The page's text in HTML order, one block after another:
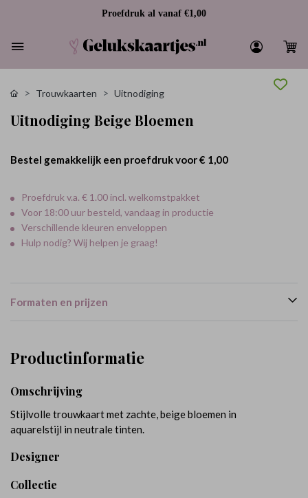
Proefdruk al vanaf €1,00
Trouwkaarten Uitnodiging
Uitnodiging Beige Bloemen
Bestel gemakkelijk een proefdruk voor€ 1,00
Proefdruk v.a. € 1.00 incl. welkomstpakket
Voor 18:00 uur besteld, vandaag in productie
Verschillende kleuren enveloppen
Hulp nodig? Wij helpen je graag!
Formaten en prijzen
Productinformatie
Omschrijving
Stijlvolle trouwkaart met zachte, beige bloemen in
aquarelstijl in neutrale tinten.
Designer
Collectie